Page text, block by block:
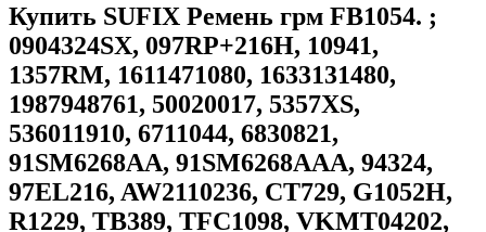
Купить SUFIX Ремень грм FB1054. ;
0904324SX, 097RP+216H, 10941,
1357RM, 1611471080, 1633131480,
1987948761, 50020017, 5357XS,
536011910, 6711044, 6830821,
91SM6268AA, 91SM6268AAA, 94324,
97EL216, AW2110236, CT729, G1052H,
R1229, TB389, TFC1098, VKMT04202,